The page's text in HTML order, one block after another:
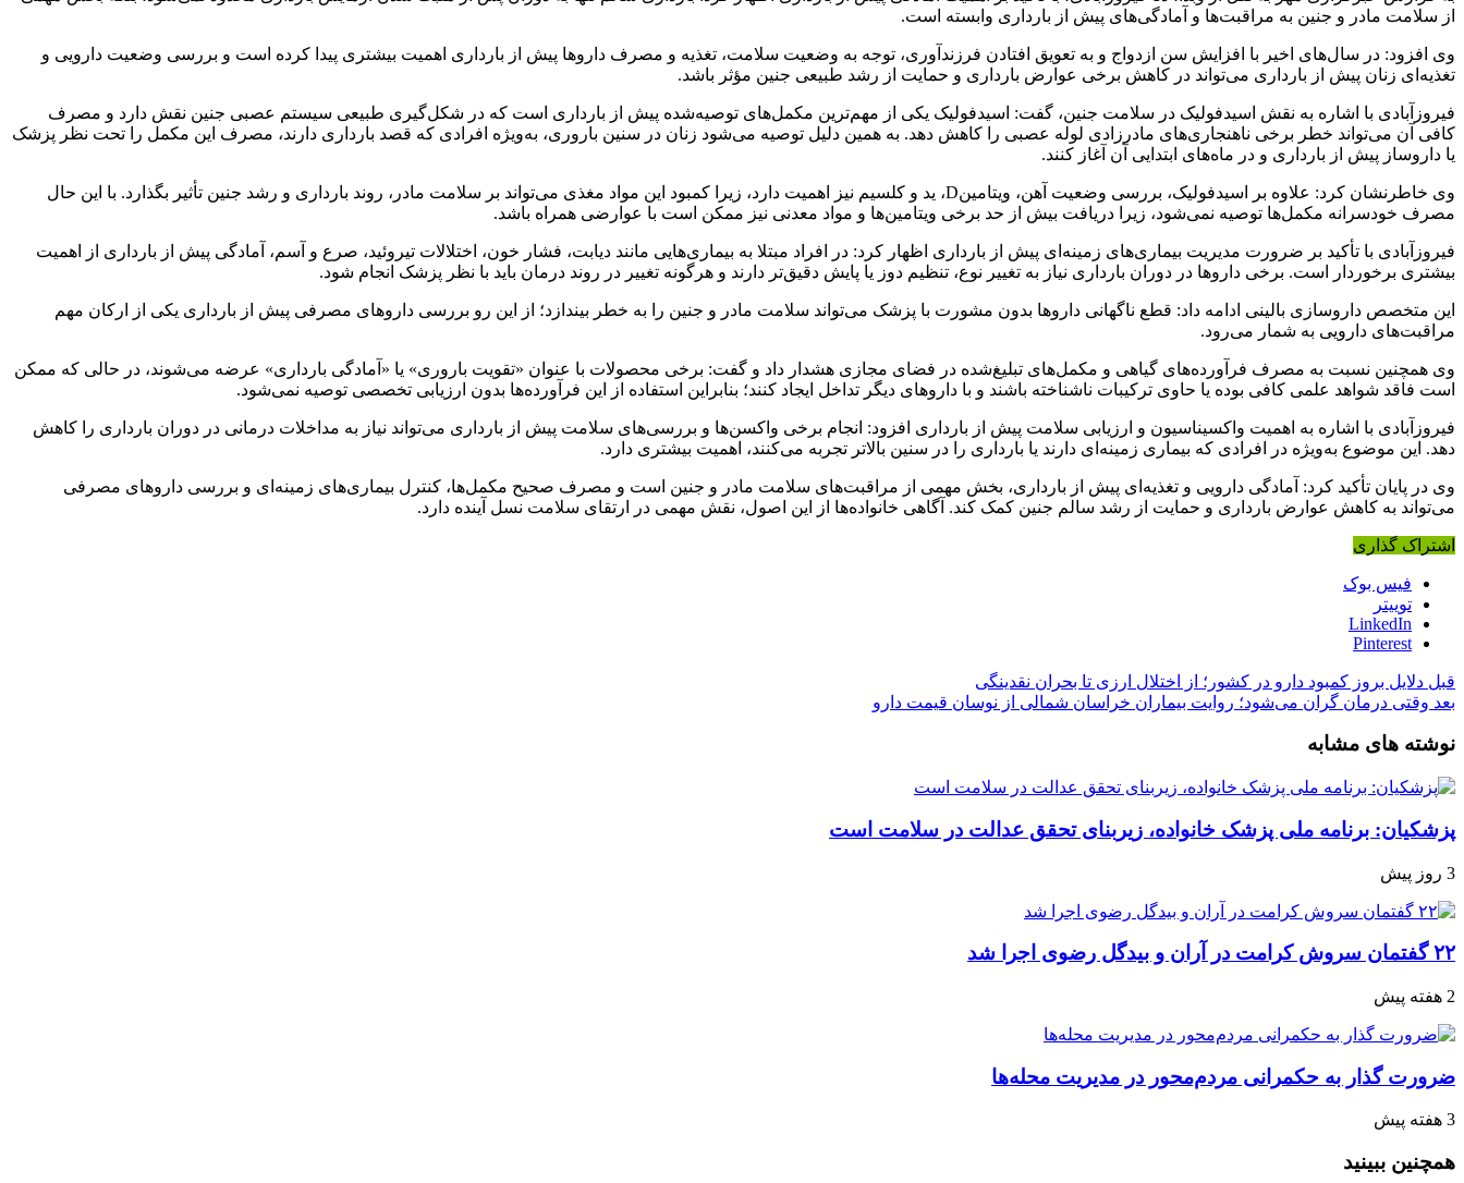
از سلامت مادر و جنین به مراقبت‌ها و آمادگی‌های پیش از بارداری وابسته است.
وی افزود: در سال‌های اخیر با افزایش سن ازدواج و به تعویق افتادن فرزندآوری، توجه به وضعیت سلامت، تغذیه و مصرف داروها پیش از بارداری اهمیت بیشتری پیدا کرده است و بررسی وضعیت دارویی و
تغذیه‌ای زنان پیش از بارداری می‌تواند در کاهش برخی عوارض بارداری و حمایت از رشد طبیعی جنین مؤثر باشد.
فیروزآبادی با اشاره به نقش اسیدفولیک در سلامت جنین، گفت: اسیدفولیک یکی از مهم‌ترین مکمل‌های توصیه‌شده پیش از بارداری است که در شکل‌گیری طبیعی سیستم عصبی جنین نقش دارد و مصرف
کافی آن می‌تواند خطر برخی ناهنجاری‌های مادرزادی لوله عصبی را کاهش دهد. به همین دلیل توصیه می‌شود زنان در سنین باروری، به‌ویژه افرادی که قصد بارداری دارند، مصرف این مکمل را تحت نظر پزشک
یا داروساز پیش از بارداری و در ماه‌های ابتدایی آن آغاز کنند.
وی خاطرنشان کرد: علاوه بر اسیدفولیک، بررسی وضعیت آهن، ویتامینD، ید و کلسیم نیز اهمیت دارد، زیرا کمبود این مواد مغذی می‌تواند بر سلامت مادر، روند بارداری و رشد جنین تأثیر بگذارد. با این حال
مصرف خودسرانه مکمل‌ها توصیه نمی‌شود، زیرا دریافت بیش از حد برخی ویتامین‌ها و مواد معدنی نیز ممکن است با عوارضی همراه باشد.
فیروزآبادی با تأکید بر ضرورت مدیریت بیماری‌های زمینه‌ای پیش از بارداری اظهار کرد: در افراد مبتلا به بیماری‌هایی مانند دیابت، فشار خون، اختلالات تیروئید، صرع و آسم، آمادگی پیش از بارداری از اهمیت
بیشتری برخوردار است. برخی داروها در دوران بارداری نیاز به تغییر نوع، تنظیم دوز یا پایش دقیق‌تر دارند و هرگونه تغییر در روند درمان باید با نظر پزشک انجام شود.
این متخصص داروسازی بالینی ادامه داد: قطع ناگهانی داروها بدون مشورت با پزشک می‌تواند سلامت مادر و جنین را به خطر بیندازد؛ از این رو بررسی داروهای مصرفی پیش از بارداری یکی از ارکان مهم
مراقبت‌های دارویی به شمار می‌رود.
وی همچنین نسبت به مصرف فرآورده‌های گیاهی و مکمل‌های تبلیغ‌شده در فضای مجازی هشدار داد و گفت: برخی محصولات با عنوان «تقویت باروری» یا «آمادگی بارداری» عرضه می‌شوند، در حالی که ممکن
است فاقد شواهد علمی کافی بوده یا حاوی ترکیبات ناشناخته باشند و با داروهای دیگر تداخل ایجاد کنند؛ بنابراین استفاده از این فرآورده‌ها بدون ارزیابی تخصصی توصیه نمی‌شود.
فیروزآبادی با اشاره به اهمیت واکسیناسیون و ارزیابی سلامت پیش از بارداری افزود: انجام برخی واکسن‌ها و بررسی‌های سلامت پیش از بارداری می‌تواند نیاز به مداخلات درمانی در دوران بارداری را کاهش
دهد. این موضوع به‌ویژه در افرادی که بیماری زمینه‌ای دارند یا بارداری را در سنین بالاتر تجربه می‌کنند، اهمیت بیشتری دارد.
وی در پایان تأکید کرد: آمادگی دارویی و تغذیه‌ای پیش از بارداری، بخش مهمی از مراقبت‌های سلامت مادر و جنین است و مصرف صحیح مکمل‌ها، کنترل بیماری‌های زمینه‌ای و بررسی داروهای مصرفی
می‌تواند به کاهش عوارض بارداری و حمایت از رشد سالم جنین کمک کند. آگاهی خانواده‌ها از این اصول، نقش مهمی در ارتقای سلامت نسل آینده دارد.
اشتراک گذاری
فیس بوک
توییتر
LinkedIn
Pinterest
قبل دلایل بروز کمبود دارو در کشور؛ از اختلال ارزی تا بحران نقدینگی
بعد وقتی درمان گران می‌شود؛ روایت بیماران خراسان شمالی از نوسان قیمت دارو
نوشته های مشابه
پزشکیان: برنامه ملی پزشک خانواده، زیربنای تحقق عدالت در سلامت است
3 روز پیش
۲۲ گفتمان سروش کرامت در آران و بیدگل رضوی اجرا شد
2 هفته پیش
ضرورت گذار به حکمرانی مردم‌محور در مدیریت محله‌ها
3 هفته پیش
همچنین ببینید